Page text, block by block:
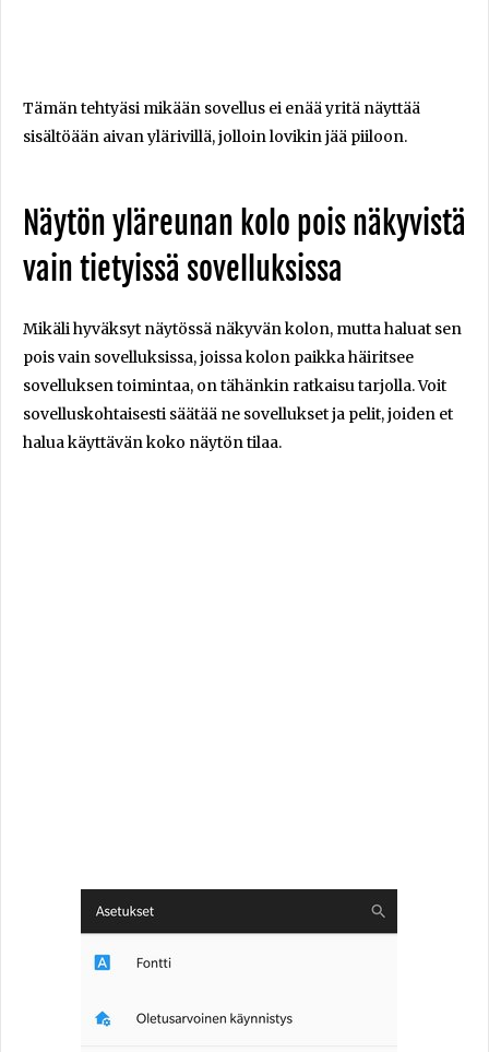
Tämän tehtyäsi mikään sovellus ei enää yritä näyttää
sisältöään aivan ylärivillä, jolloin lovikin jää piiloon.
Näytön yläreunan kolo pois näkyvistä
vain tietyissä sovelluksissa
Mikäli hyväksyt näytössä näkyvän kolon, mutta haluat sen
pois vain sovelluksissa, joissa kolon paikka häiritsee
sovelluksen toimintaa, on tähänkin ratkaisu tarjolla. Voit
sovelluskohtaisesti säätää ne sovellukset ja pelit, joiden et
halua käyttävän koko näytön tilaa.